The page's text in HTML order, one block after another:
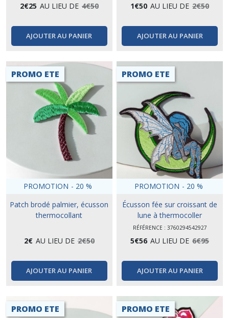
2€25 AU LIEU DE 4€50
AJOUTER AU PANIER
1€50 AU LIEU DE 2€50
AJOUTER AU PANIER
PROMO ETE
PROMOTION - 20 %
Patch brodé palmier, écusson
thermocollant
2€ AU LIEU DE 2€50
AJOUTER AU PANIER
PROMO ETE
PROMOTION - 20 %
Écusson fée sur croissant de
lune à thermocoller
RÉFÉRENCE : 3760294542927
5€56 AU LIEU DE 6€95
AJOUTER AU PANIER
PROMO ETE PROMO ETE